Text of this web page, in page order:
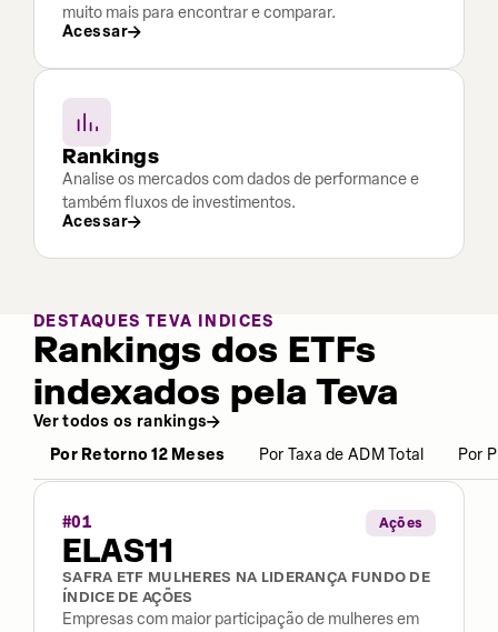
muito mais para encontrar e comparar.
Acessar
Rankings
Analise os mercados com dados de performance e
também fluxos de investimentos.
Acessar
DESTAQUES TEVA INDICES
Rankings dos ETFs
indexados pela Teva
Ver todos os rankings
Por Retorno 12 Meses
Por Taxa de ADM Total Por
#01 Ações
ELAS11
SAFRA ETF MULHERES NA LIDERANÇA FUNDO DE
ÍNDICE DE AÇÕES
Empresas com maior participação de mulheres em